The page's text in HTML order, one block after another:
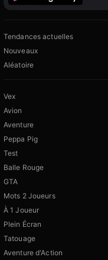
Tendances actuelles
Nouveaux
Aléatoire
Vex
Avion
Aventure
Peppa Pig
Test
Balle Rouge
GTA
Mots 2 Joueurs
À 1 Joueur
Plein Écran
Tatouage
Aventure d'Action